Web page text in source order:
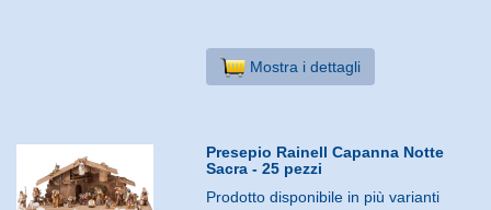
Mostra i dettagli
Presepio Rainell Capanna Notte
Sacra - 25 pezzi
Prodotto disponibile in più varianti